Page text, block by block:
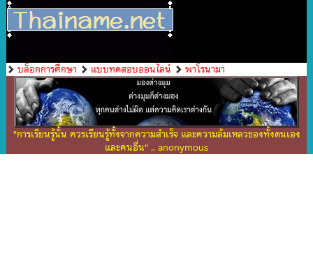
บล็อกการศึกษา แบบทดสอบออนไลน์ พาโรนามา
"การเรียนรู้นั้น ควรเรียนรู้ทั้งจากความสำเร็จ และความล้มเหลวของทั้งตนเอง
และคนอื่น" .. anonymous